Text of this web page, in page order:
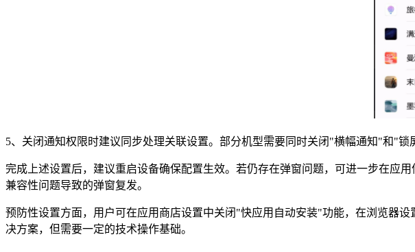
5、关闭通知权限时建议同步处理关联设置。部分机型需要同时关闭"横幅通知"和"
完成上述设置后，建议重启设备确保配置生效。若仍存在弹窗问题，可进一步在应
兼容性问题导致的弹窗复发。
预防性设置方面，用户可在应用商店设置中关闭"快应用自动安装"功能，在浏览器
决方案，但需要一定的技术操作基础。